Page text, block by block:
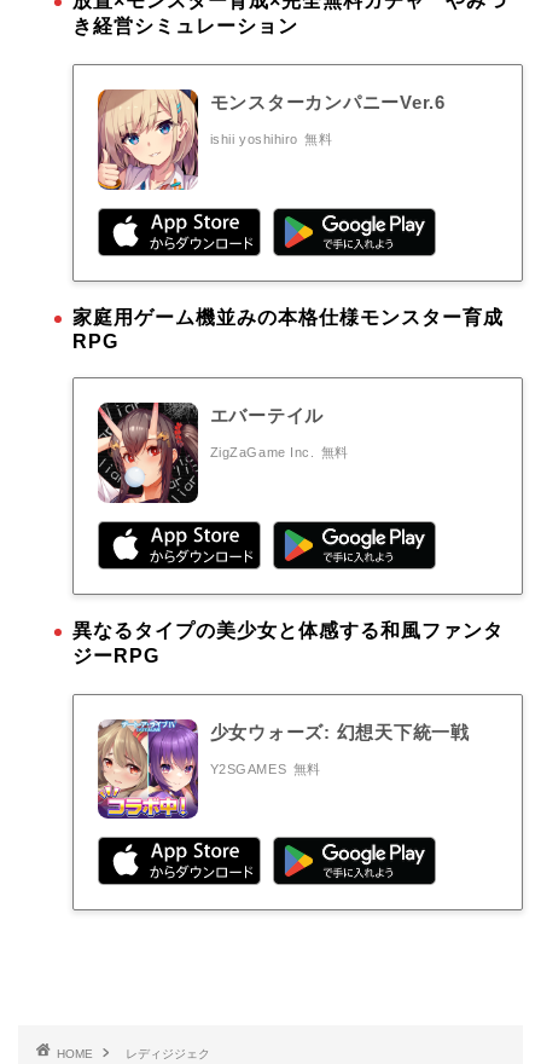
き経営シミュレーション
モンスターカンパニーVer.6
ishii yoshihiro 無料
家庭用ゲーム機並みの本格仕様モンスター育成
RPG
エバーテイル
ZigZaGame Inc. 無料
異なるタイプの美少女と体感する和風ファンタ
ジーRPG
少女ウォーズ: 幻想天下統一戦
Y2SGAMES 無料
HOME レディジジェク